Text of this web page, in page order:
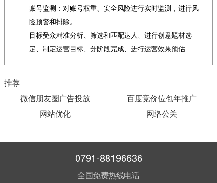
推荐
微信朋友圈广告投放
百度竞价位包年推广
网站优化
网络公关
账号监测：对账号权重、安全风险进行实时监测，进行风
险预警和排除。
目标受众精准分析、筛选和匹配达人、进行创意题材选
定、制定运营目标、分阶段完成、进行运营效果预估
0791-88196636
全国免费热线电话